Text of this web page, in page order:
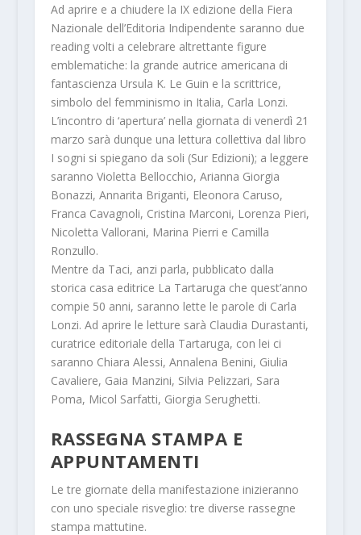
Ad aprire e a chiudere la IX edizione della Fiera
Nazionale dell’Editoria Indipendente saranno due
reading volti a celebrare altrettante figure
emblematiche: la grande autrice americana di
fantascienza Ursula K. Le Guin e la scrittrice,
simbolo del femminismo in Italia, Carla Lonzi.
L’incontro di ‘apertura’ nella giornata di venerdì 21
marzo sarà dunque una lettura collettiva dal libro
I sogni si spiegano da soli (Sur Edizioni); a leggere
saranno Violetta Bellocchio, Arianna Giorgia
Bonazzi, Annarita Briganti, Eleonora Caruso,
Franca Cavagnoli, Cristina Marconi, Lorenza Pieri,
Nicoletta Vallorani, Marina Pierri e Camilla
Ronzullo.
Mentre da Taci, anzi parla, pubblicato dalla
storica casa editrice La Tartaruga che quest’anno
compie 50 anni, saranno lette le parole di Carla
Lonzi. Ad aprire le letture sarà Claudia Durastanti,
curatrice editoriale della Tartaruga, con lei ci
saranno Chiara Alessi, Annalena Benini, Giulia
Cavaliere, Gaia Manzini, Silvia Pelizzari, Sara
Poma, Micol Sarfatti, Giorgia Serughetti.
RASSEGNA STAMPA E
APPUNTAMENTI
Le tre giornate della manifestazione inizieranno
con uno speciale risveglio: tre diverse rassegne
stampa mattutine.